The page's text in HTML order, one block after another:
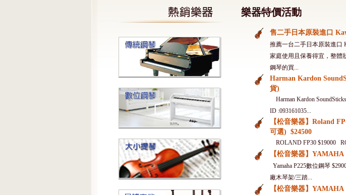
樂器特價活動
售二手日本原裝進口
推薦一台二手日本原裝進口
家庭使用且保養得宜，整體
鋼琴的買...
Harman Kardon
貨)
Harman Kardon
ID :093161035...
【松音樂器】Roland
可選) $24500
ROLAND FP30 $19000
【松音樂器】
Yamaha P225數位鋼琴
廠木琴架/三踏...
【松音樂器】